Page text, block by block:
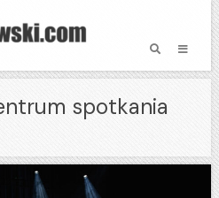
spotkania